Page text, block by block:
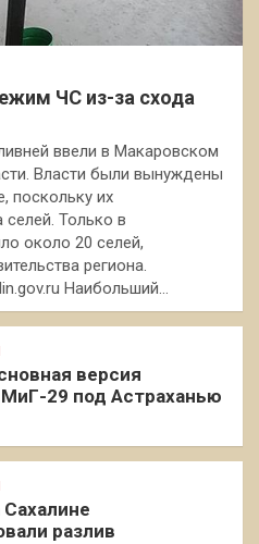
ЧС из-за схода
ввели в Макаровском
Власти были вынуждены
поскольку их
Только в
около 20 селей,
региона.
Наибольший…
версия
29 под Астраханью
Сахалине
разлив